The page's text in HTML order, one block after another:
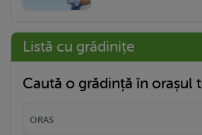
Listă cu grădinițe
Caută o grădință în orașul